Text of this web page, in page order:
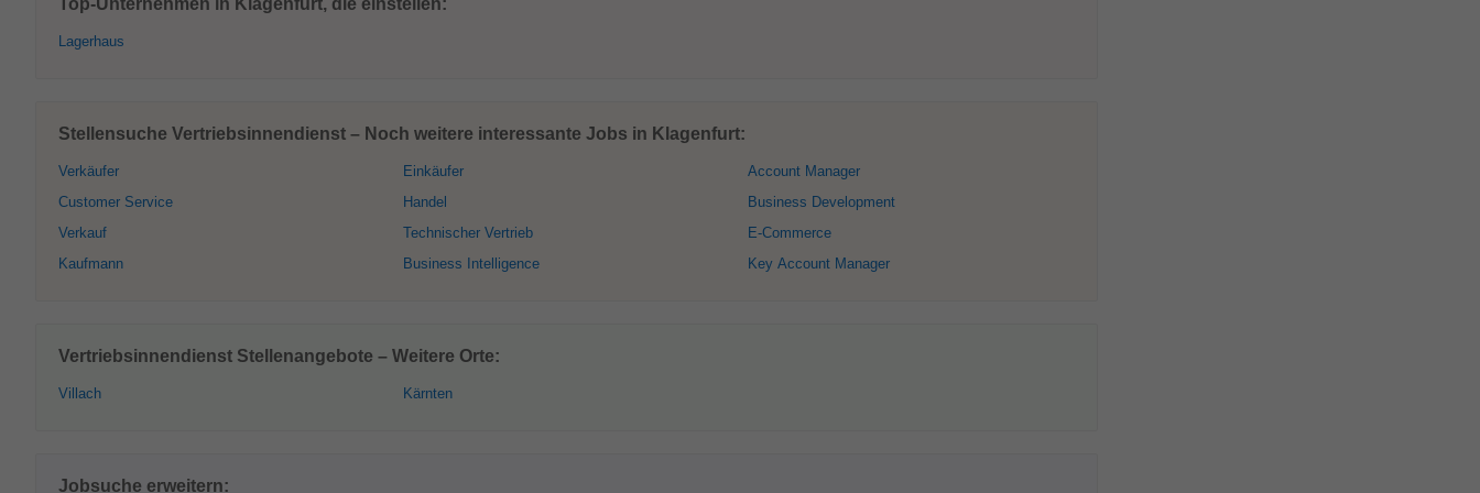
Top-Unternehmen in Klagenfurt, die einstellen:
Lagerhaus
Stellensuche Vertriebsinnendienst – Noch weitere interessante Jobs in Klagenfurt:
Verkäufer
Customer Service
Verkauf
Kaufmann
Einkäufer
Handel
Technischer Vertrieb
Business Intelligence
Account Manager
Business Development
E-Commerce
Key Account Manager
Vertriebsinnendienst Stellenangebote – Weitere Orte:
Villach Kärnten
Jobsuche erweitern: